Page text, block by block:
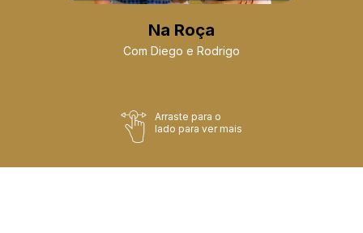
Na Roça
Com Diego e Rodrigo
Arraste para o
lado para ver mais